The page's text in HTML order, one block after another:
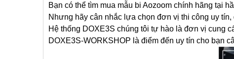
Bạn có thể tìm mua mẫu bi Aozoom chính hãng tại
Nhưng hãy cân nhắc lựa chọn đơn vị thi công uy
Hệ thống DOXE3S chúng tôi tự hào là đơn vị cung
DOXE3S-WORKSHOP là điểm đến uy tín cho bạn